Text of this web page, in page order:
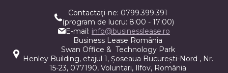
Contactaţi-ne: 0799.399.391
(program de lucru: 8:00 - 17:00)
E-mail: info@businesslease.ro
Business Lease România
Swan Office & Technology Park
Henley Building, etajul 1, Șoseaua București-Nord , Nr.
15-23, 077190, Voluntari, Ilfov, România